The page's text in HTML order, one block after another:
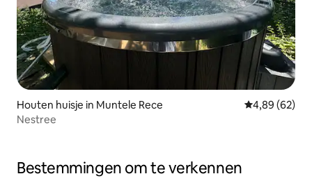
Houten huisje in Muntele Rece Gemiddelde
4,89 (62)
Nestree
Bestemmingen om te verkennen